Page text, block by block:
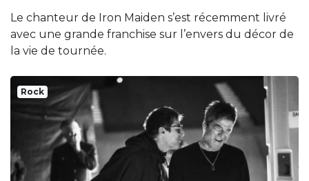
Le chanteur de Iron Maiden s’est récemment livré
avec une grande franchise sur l’envers du décor de
la vie de tournée.
Rock